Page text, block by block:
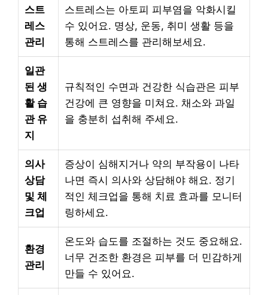
스트
레스
관리
스트레스는 아토피 피부염을 악화시킬
수 있어요. 명상, 운동, 취미 생활 등을
통해 스트레스를 관리해보세요.
일관
된 생
활 습
관 유
지
규칙적인 수면과 건강한 식습관은 피부
건강에 큰 영향을 미쳐요. 채소와 과일
을 충분히 섭취해 주세요.
의사
상담
및 체
크업
증상이 심해지거나 약의 부작용이 나타
나면 즉시 의사와 상담해야 해요. 정기
적인 체크업을 통해 치료 효과를 모니터
링하세요.
환경
관리
온도와 습도를 조절하는 것도 중요해요.
너무 건조한 환경은 피부를 더 민감하게
만들 수 있어요.